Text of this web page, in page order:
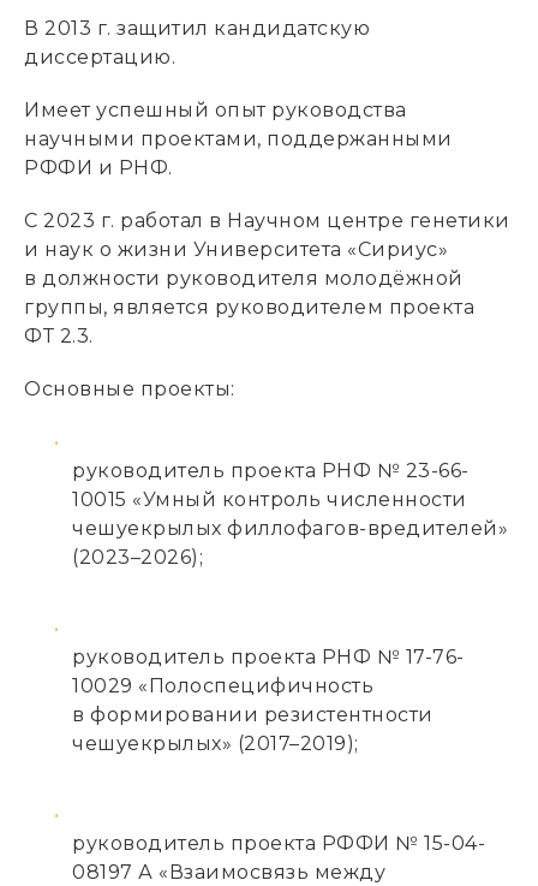
В 2013 г. защитил кандидатскую
диссертацию.
Имеет успешный опыт руководства
научными проектами, поддержанными
РФФИ и РНФ.
С 2023 г. работал в Научном центре генетики
и наук о жизни Университета «Сириус»
в должности руководителя молодёжной
группы, является руководителем проекта
ФТ 2.3.
Основные проекты:
руководитель проекта РНФ № 23-66-
10015 «Умный контроль численности
чешуекрылых филлофагов-вредителей»
(2023–2026);
руководитель проекта РНФ № 17-76-
10029 «Полоспецифичность
в формировании резистентности
чешуекрылых» (2017–2019);
руководитель проекта РФФИ № 15-04-
08197 А «Взаимосвязь между